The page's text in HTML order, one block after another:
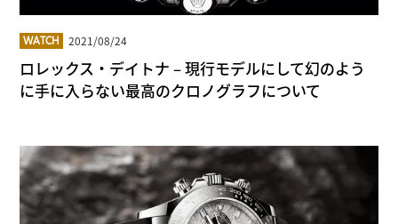
WATCH 2021/08/24
ロレックス・デイトナ – 現行モデルにして幻のよう
に手に入らない最高のクロノグラフについて